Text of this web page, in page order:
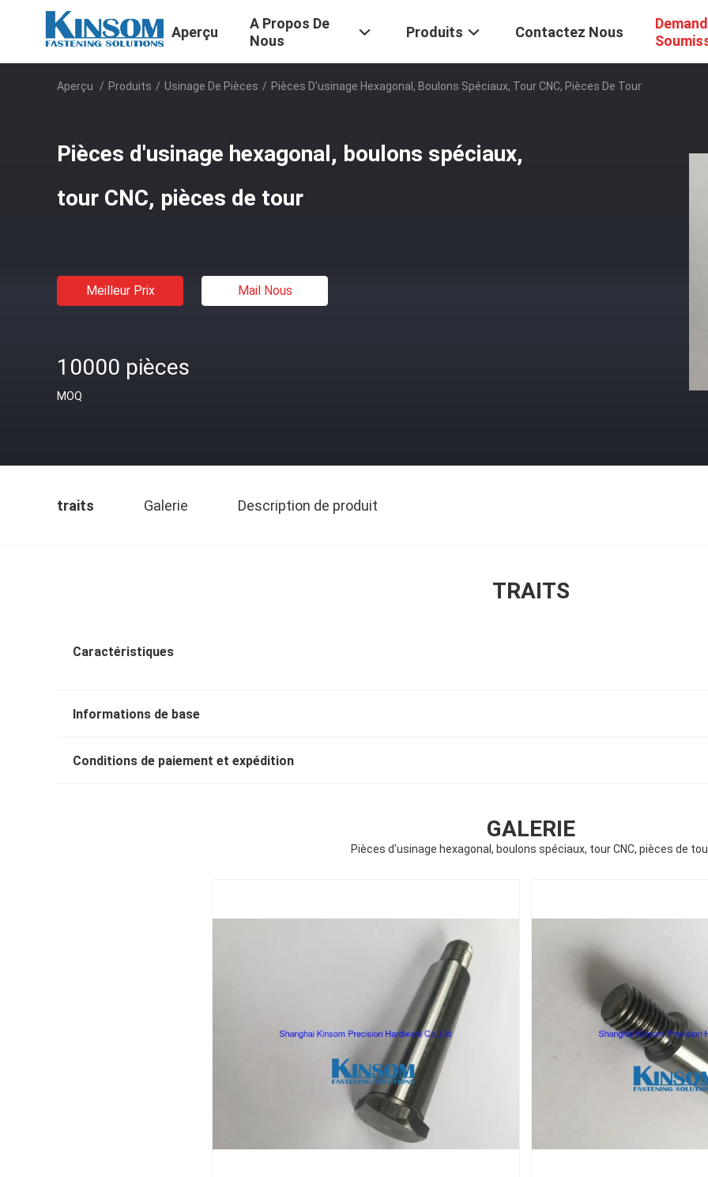
Aperçu
A Propos De
Nous
Produits Contactez Nous
Aperçu / Produits / Usinage De Pièces / Pièces D'usinage Hexagonal, Boulons Spéciaux, Tour CNC, Pièces De Tour
Pièces d'usinage hexagonal, boulons spéciaux,
tour CNC, pièces de tour
Meilleur Prix Mail Nous
10000 pièces
MOQ
traits Galerie Description de produit
TRAITS
Caractéristiques
Informations de base
Conditions de paiement et expédition
GALERIE
Pièces d'usinage hexagonal, boulons spéciaux, tour CNC, pièces de